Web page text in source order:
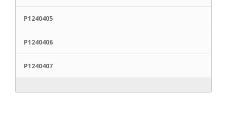
P1240405
P1240406
P1240407